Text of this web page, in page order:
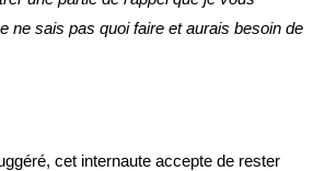
ne sais pas quoi faire et aurais besoin de
cet internaute accepte de rester